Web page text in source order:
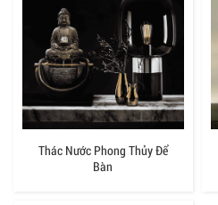
Thác Nước Phong Thủy Để
Bàn